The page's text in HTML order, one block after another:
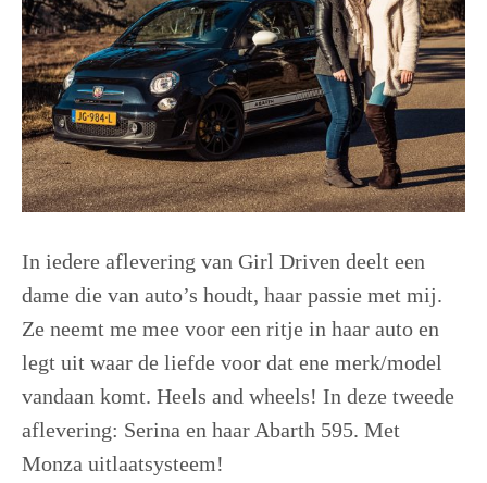
In iedere aflevering van Girl Driven deelt een
dame die van auto’s houdt, haar passie met mij.
Ze neemt me mee voor een ritje in haar auto en
legt uit waar de liefde voor dat ene merk/model
vandaan komt. Heels and wheels! In deze tweede
aflevering: Serina en haar Abarth 595. Met
Monza uitlaatsysteem!